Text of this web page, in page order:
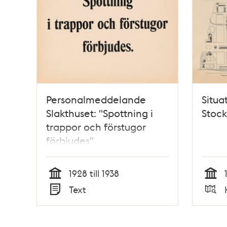
Personalmeddelande
Slakthuset: "Spottning i
trappor och förstugor
förbjudes"
Tid
1928 till 1938
Typ
Text Tid
Typ